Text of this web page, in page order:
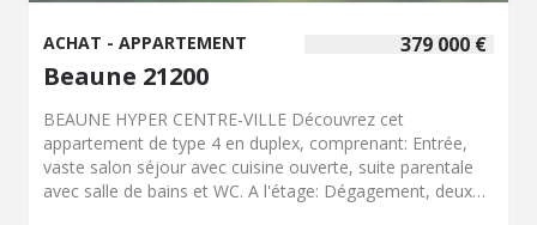
379 000 €
ACHAT - APPARTEMENT
Beaune 21200
BEAUNE HYPER CENTRE-VILLE Découvrez cet
appartement de type 4 en duplex, comprenant: Entrée,
vaste salon séjour avec cuisine ouverte, suite parentale
avec salle de bains et WC. A l'étage: Dégagement, deux